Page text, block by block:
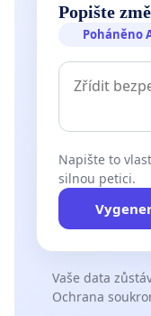
Popište
Poháněno
Napište to
silnou petici.
Vaše data
Ochrana